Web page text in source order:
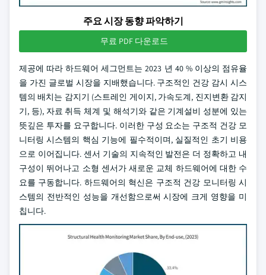
주요 시장 동향 파악하기
무료 PDF 다운로드
제공에 따라 하드웨어 세그먼트는 2023 년 40 % 이상의 점유율
을 가진 글로벌 시장을 지배했습니다. 구조적인 건강 감시 시스
템의 배치는 감지기 (스트레인 게이지, 가속도계, 진지변환 감지
기, 등), 자료 취득 체계 및 해석기와 같은 기계설비 성분에 있는
뜻깊은 투자를 요구합니다. 이러한 구성 요소는 구조적 건강 모
니터링 시스템의 핵심 기능에 필수적이며, 실질적인 초기 비용
으로 이어집니다. 센서 기술의 지속적인 발전은 더 정확하고 내
구성이 뛰어나고 소형 센서가 새로운 교체 하드웨어에 대한 수
요를 구동합니다. 하드웨어의 혁신은 구조적 건강 모니터링 시
스템의 전반적인 성능을 개선함으로써 시장에 크게 영향을 미
칩니다.